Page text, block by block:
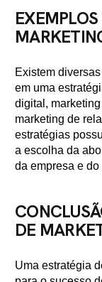
Existem
em uma
digital,
marketing de
estratégias
a escolha da
da empresa e
DE
Uma estratégia